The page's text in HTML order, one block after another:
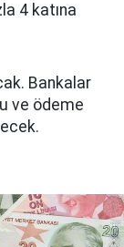
4 katına
Bankalar
ve ödeme